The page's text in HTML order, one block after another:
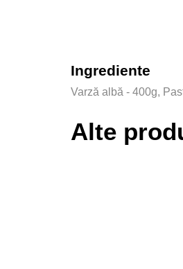
Ingrediente
Varză albă - 400g,
Alte